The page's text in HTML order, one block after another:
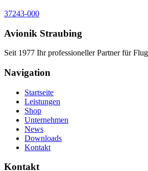
37243-000
Avionik Straubing
Seit 1977 Ihr professioneller Partner für
Navigation
Startseite
Leistungen
Shop
Unternehmen
News
Downloads
Kontakt
Kontakt